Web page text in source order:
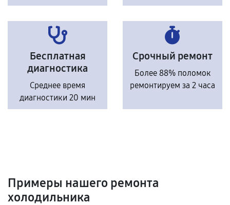
Бесплатная
диагностика
Среднее время
диагностики 20 мин
Срочный ремонт
Более 88% поломок
ремонтируем за 2 часа
Примеры нашего ремонта
холодильника